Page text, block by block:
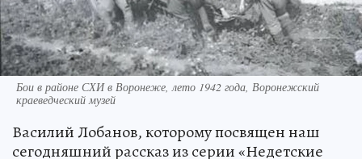
Бои в районе СХИ в Воронеже, лето 1942 года, Воронежский
краеведческий музей
Василий Лобанов, которому посвящен наш
сегодняшний рассказ из серии «Недетские